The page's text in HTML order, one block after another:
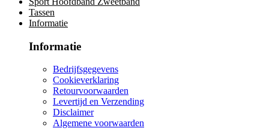
Tassen
Informatie
Informatie
Bedrijfsgegevens
Cookieverklaring
Retourvoorwaarden
Levertijd en Verzending
Disclaimer
Algemene voorwaarden